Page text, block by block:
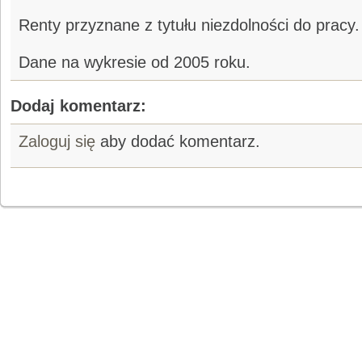
Renty przyznane z tytułu niezdolności do pracy.
Dane na wykresie od 2005 roku.
Dodaj komentarz:
Zaloguj się aby dodać komentarz.